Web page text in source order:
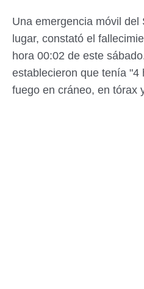
Una emergencia móvil del
lugar, constató el
hora 00:02 de este
establecieron que tenía "4
fuego en cráneo, en tórax